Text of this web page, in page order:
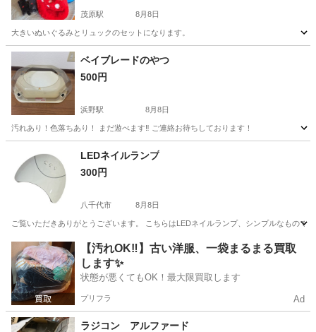
茂原駅 8月8日
大きいぬいぐるみとリュックのセットになります。
千葉 茂原市 茂原駅 おもちゃ
ベイブレードのやつ
500円
浜野駅 8月8日
汚れあり！色落ちあり！ まだ遊べます‼️ ご連絡お待ちしております！
浜野駅 その他
LEDネイルランプ
300円
八千代市 8月8日
ご覧いただきありがとうございます。 こちらはLEDネイルランプ、シンプルなもの
千葉 八千代市 その他 LED
【汚れOK‼️】古い洋服、一袋まるまる買取
します✨
状態が悪くてもOK！最大限買取します
プリフラ Ad
ラジコン アルファード